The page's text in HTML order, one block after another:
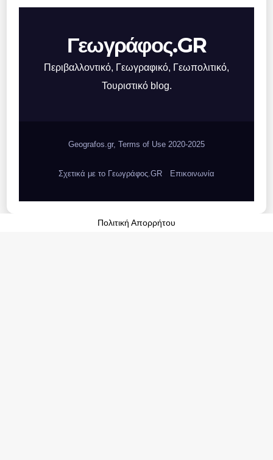
Γεωγράφος.GR
Περιβαλλοντικό, Γεωγραφικό, Γεωπολιτικό,
Τουριστικό blog.
Geografos.gr, Terms of Use 2020-2025
Σχετικά με το Γεωγράφος.GR Επικοινωνία
Πολιτική Απορρήτου